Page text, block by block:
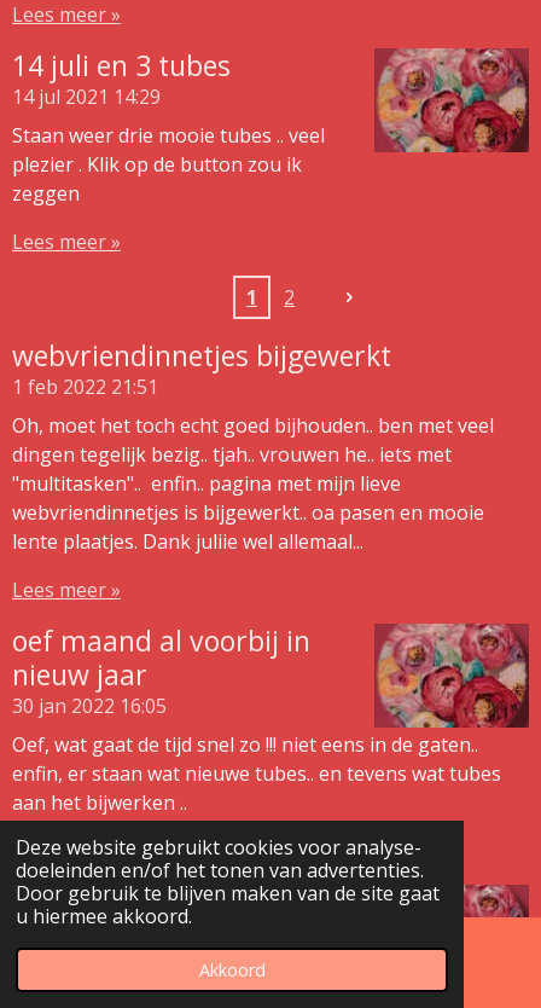
Deze website gebruikt cookies voor analyse-
doeleinden en/of het tonen van advertenties.
Door gebruik te blijven maken van de site gaat
u hiermee akkoord.
Akkoord
Lees meer »
14 juli en 3 tubes
14 jul 2021 14:29
Staan weer drie mooie tubes .. veel
plezier . Klik op de button zou ik
zeggen
Lees meer »
1 2
webvriendinnetjes bijgewerkt
1 feb 2022 21:51
Oh, moet het toch echt goed bijhouden.. ben met veel
dingen tegelijk bezig.. tjah.. vrouwen he.. iets met
"multitasken".. enfin.. pagina met mijn lieve
webvriendinnetjes is bijgewerkt.. oa pasen en mooie
lente plaatjes. Dank juliie wel allemaal...
Lees meer »
oef maand al voorbij in
nieuw jaar
30 jan 2022 16:05
Oef, wat gaat de tijd snel zo !!! niet eens in de gaten..
enfin, er staan wat nieuwe tubes.. en tevens wat tubes
aan het bijwerken ..
Lees meer »
ene laatste dag van 2021
Nog 1 nachtje slapen en dan aftellen
naar het nieuwe jaar.. ondanks alle
E-mailadres